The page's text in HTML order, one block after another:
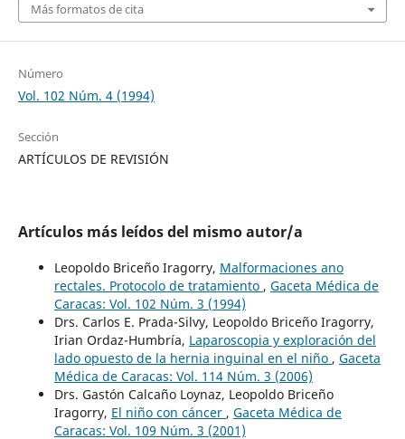
Más formatos de cita
Número
Vol. 102 Núm. 4 (1994)
Sección
ARTÍCULOS DE REVISIÓN
Artículos más leídos del mismo autor/a
Leopoldo Briceño Iragorry, Malformaciones ano
rectales. Protocolo de tratamiento , Gaceta Médica de
Caracas: Vol. 102 Núm. 3 (1994)
Drs. Carlos E. Prada-Silvy, Leopoldo Briceño Iragorry,
Irian Ordaz-Humbría, Laparoscopia y exploración del
lado opuesto de la hernia inguinal en el niño , Gaceta
Médica de Caracas: Vol. 114 Núm. 3 (2006)
Drs. Gastón Calcaño Loynaz, Leopoldo Briceño
Iragorry, El niño con cáncer , Gaceta Médica de
Caracas: Vol. 109 Núm. 3 (2001)